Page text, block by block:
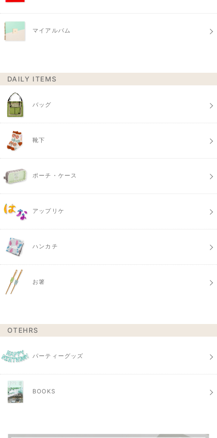
マイアルバム
DAILY ITEMS
バッグ
靴下
ポーチ・ケース
アップリケ
ハンカチ
お箸
OTEHRS
パーティーグッズ
BOOKS